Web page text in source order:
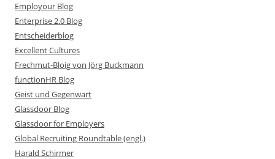
Employour Blog
Enterprise 2.0 Blog
Entscheiderblog
Excellent Cultures
Frechmut-Bloig von Jörg Buckmann
functionHR Blog
Geist und Gegenwart
Glassdoor Blog
Glassdoor for Employers
Global Recruiting Roundtable (engl.)
Harald Schirmer